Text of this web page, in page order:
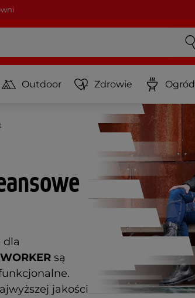
Outdoor Zdrowie Ogród
dla
WORKER są
jakości